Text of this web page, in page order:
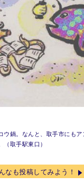
ウ鍋。なんと、取手市にもア
（取手駅東口）
なも投稿してみよう！